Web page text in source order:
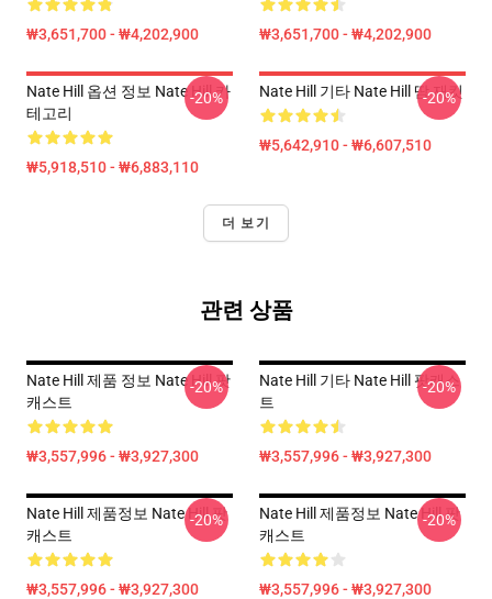
₩3,651,700 - ₩4,202,900 ₩3,651,700 - ₩4,202,900
Nate Hill 옵션 정보 Nate Hill 카
테고리
₩5,918,510 - ₩6,883,110
-20% Nate Hill 기타 Nate Hill 땀 재킷
₩5,642,910 - ₩6,607,510
-20%
더 보기
관련 상품
Nate Hill 제품 정보 Nate Hill 팟
캐스트
₩3,557,996 - ₩3,927,300
-20%
Nate Hill 기타 Nate Hill 팟캐스
트
₩3,557,996 - ₩3,927,300
-20%
Nate Hill 제품정보 Nate Hill 팟
캐스트
₩3,557,996 - ₩3,927,300
-20%
Nate Hill 제품정보 Nate Hill 팟
캐스트
₩3,557,996 - ₩3,927,300
-20%